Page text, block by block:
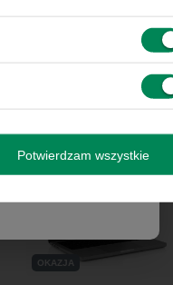
OKAZJA
z innymi
wysyłki
Zapisz się
Potwierdzam wszystkie